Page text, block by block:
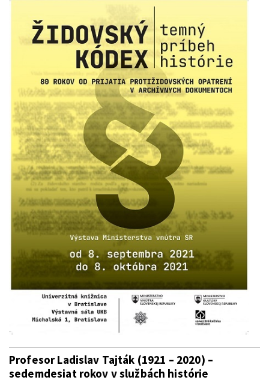
Profesor Ladislav Tajták (1921 – 2020) –
sedemdesiat rokov v službách histórie